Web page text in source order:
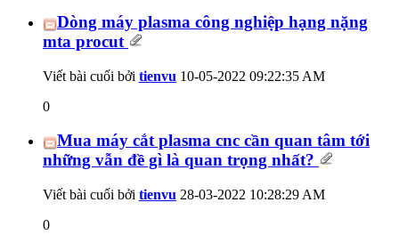
Dòng máy plasma công nghiệp hạng nặng
mta procut
Viết bài cuối bởi tienvu 10-05-2022 09:22:35 AM
0
Mua máy cắt plasma cnc cần quan tâm tới
những vẫn đề gì là quan trọng nhất?
Viết bài cuối bởi tienvu 28-03-2022 10:28:29 AM
0